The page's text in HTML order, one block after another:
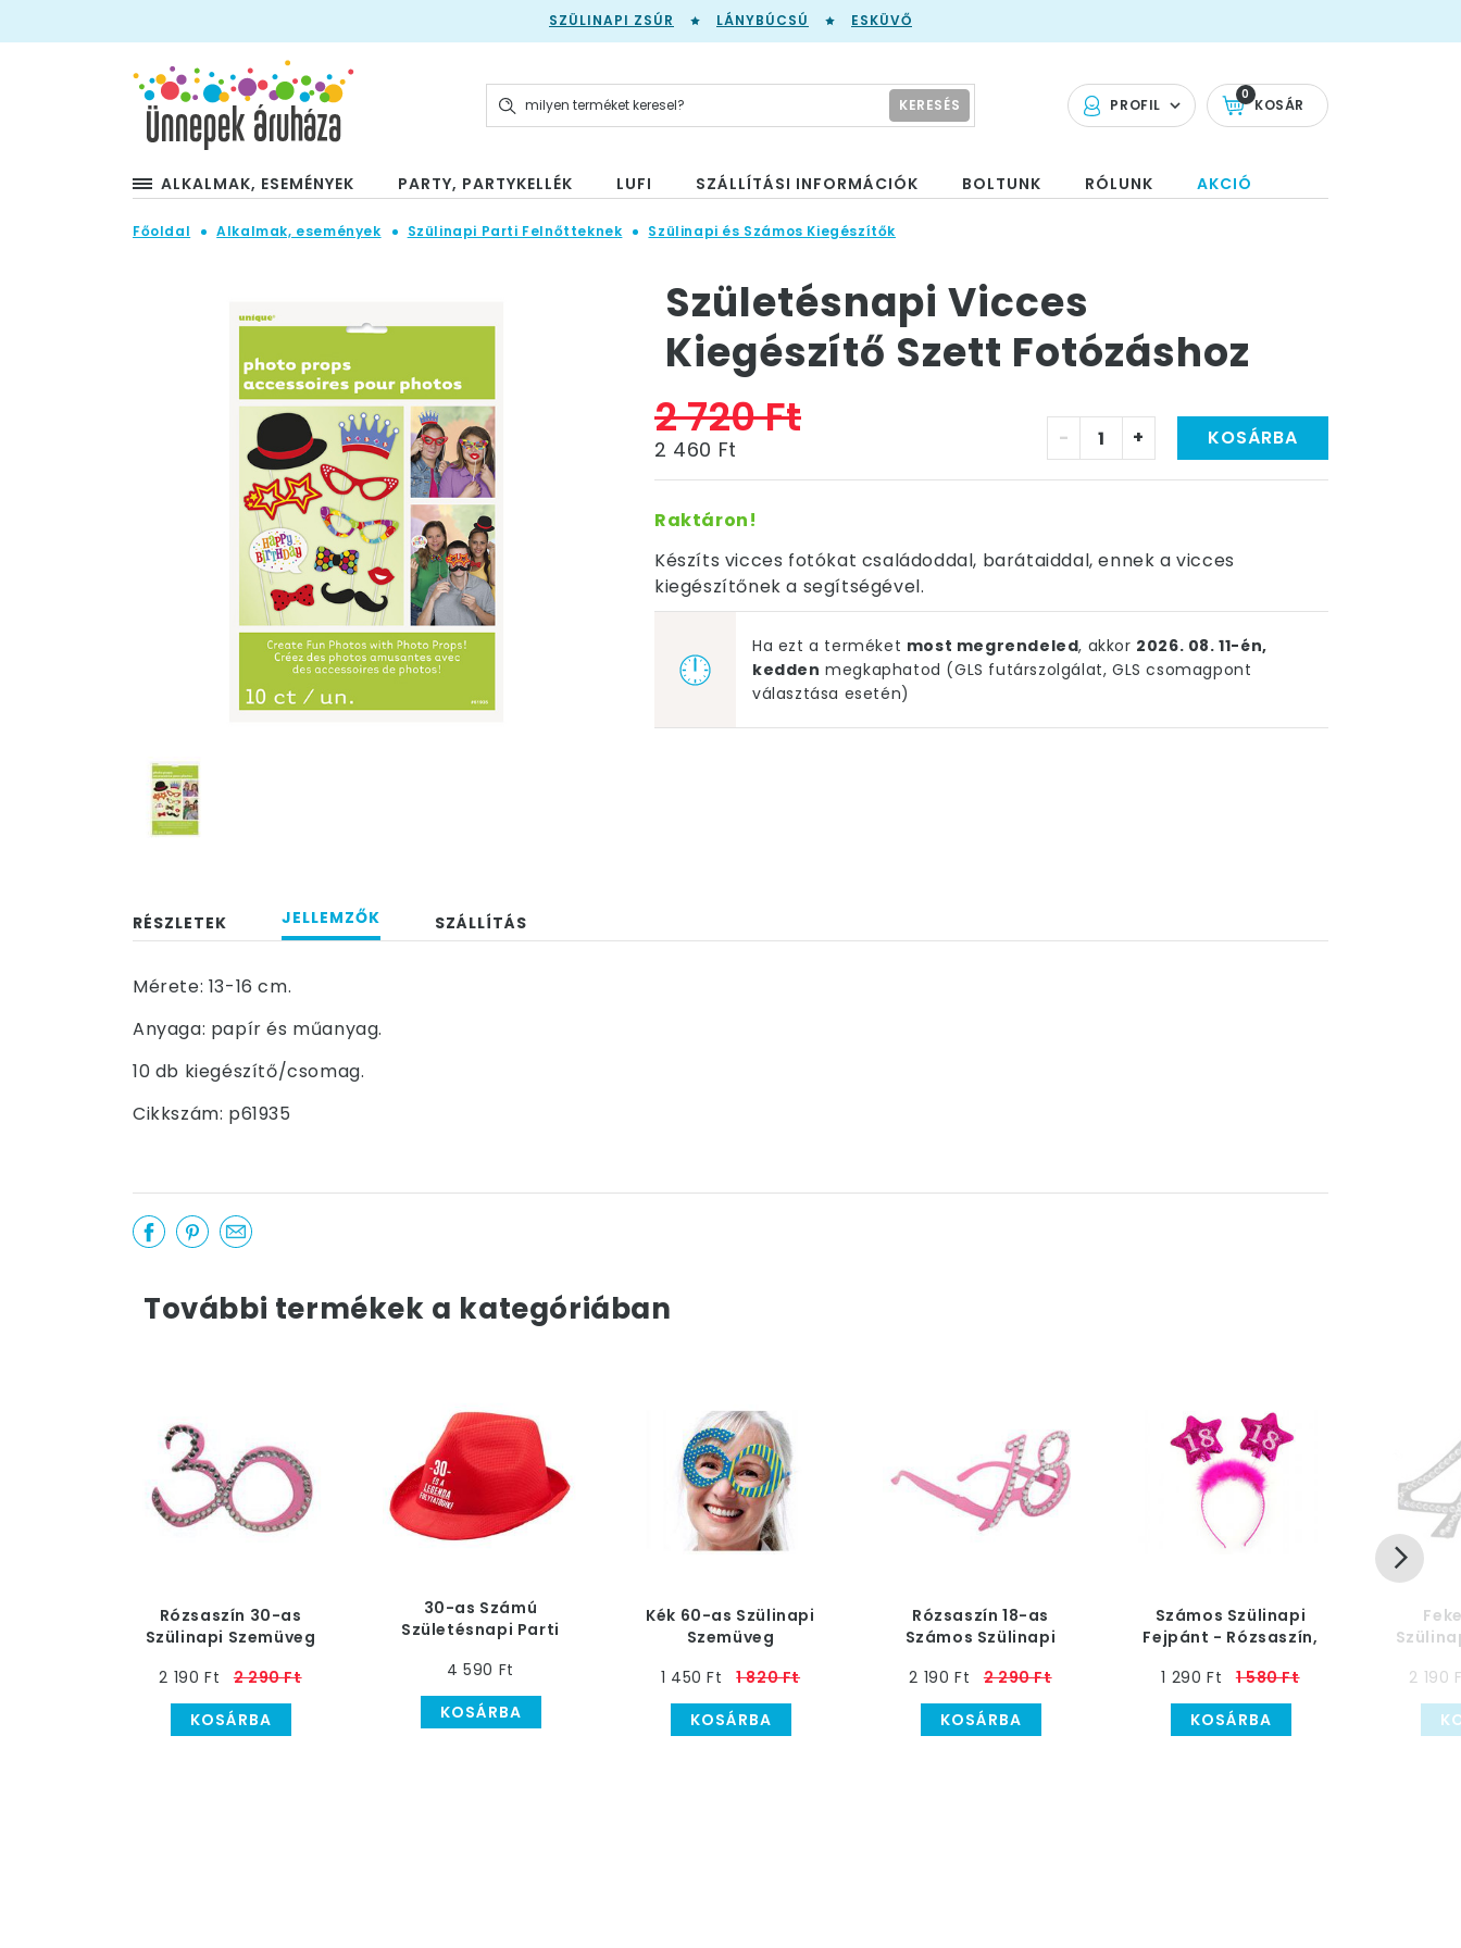
SZÜLINAPI ZSÚR LÁNYBÚCSÚ ESKÜVŐ
PROFIL KOSÁR
0
KERESÉS
ALKALMAK, ESEMÉNYEK PARTY, PARTYKELLÉK LUFI SZÁLLÍTÁSI INFORMÁCIÓK BOLTUNK RÓLUNK AKCIÓ
Főoldal Alkalmak, események Szülinapi Parti Felnőtteknek Szülinapi és Számos Kiegészítők
Születésnapi Vicces
Kiegészítő Szett Fotózáshoz
2 720 Ft
2 460 Ft - + KOSÁRBA
Raktáron!
Készíts vicces fotókat családoddal, barátaiddal, ennek a vicces
kiegészítőnek a segítségével.
Ha ezt a terméket most megrendeled, akkor 2026. 08. 11-én,
kedden megkaphatod (GLS futárszolgálat, GLS csomagpont
választása esetén)
RÉSZLETEK JELLEMZŐK SZÁLLÍTÁS
Mérete: 13-16 cm.
Anyaga: papír és műanyag.
10 db kiegészítő/csomag.
Cikkszám: p61935
További termékek a kategóriában
Rózsaszín 30-as
Szülinapi Szemüveg
2 190 Ft
2 290 Ft
KOSÁRBA
30-as Számú
Születésnapi Parti
4 590 Ft
KOSÁRBA
Kék 60-as Szülinapi
Szemüveg
1 450 Ft
1 820 Ft
KOSÁRBA
Rózsaszín 18-as
Számos Szülinapi
2 190 Ft
2 290 Ft
KOSÁRBA
Számos Szülinapi
Fejpánt - Rózsaszín,
1 290 Ft
1 580 Ft
KOSÁRBA
2 190